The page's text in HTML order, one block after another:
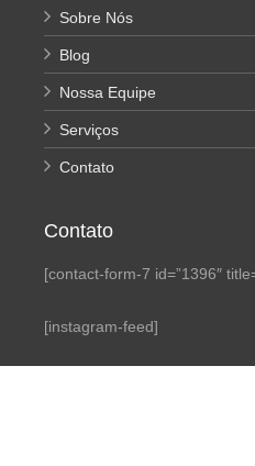
Sobre Nós
Blog
Nossa Equipe
Serviços
Contato
Contato
[contact-form-7 id=”1396″
[instagram-feed]